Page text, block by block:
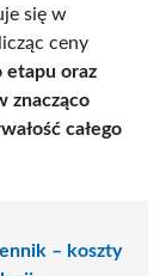
się w
ceny
etapu oraz
znacząco
całego
– koszty